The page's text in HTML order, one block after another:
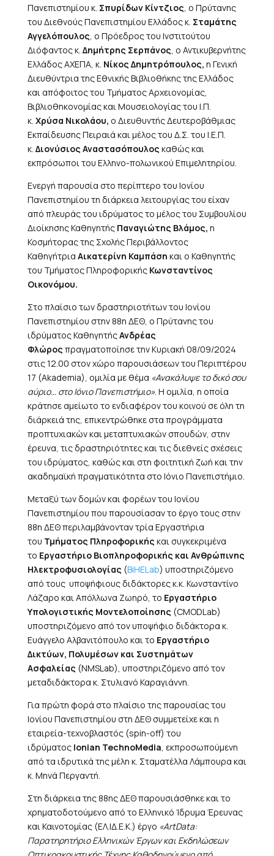
Πανεπιστημίου κ. Σπυρίδων Κίντζιος , ο Πρύτανης
του Διεθνούς Πανεπιστημίου Ελλάδος κ. Σταμάτης
Αγγελόπουλος , ο Πρόεδρος του Ινστιτούτου
Διόφαντος κ. Δημήτρης Σερπάνος , ο Αντικυβερνήτης
Ελλάδος ΑΧΕΠΑ, κ. Νίκος Δημητρόπουλος, η Γενική
Διευθύντρια της Εθνικής Βιβλιοθήκης της Ελλάδος
και απόφοιτος του Τμήματος Αρχειονομίας,
Βιβλιοθηκονομίας και Μουσειολογίας του Ι.Π.
κ. Χρύσα Νικολάου, ο Διευθυντής Δευτεροβάθμιας
Εκπαίδευσης Πειραιά και μέλος του Δ.Σ. του Ι.Ε.Π.
κ. Διονύσιος Αναστασόπουλος καθώς και
εκπρόσωποι του Ελληνο-πολωνικού Επιμελητηρίου.
Ενεργή παρουσία στο περίπτερο του Ιονίου
Πανεπιστημίου τη διάρκεια λειτουργίας του είχαν
από πλευράς του ιδρύματος το μέλος του Συμβουλίου
Διοίκησης Καθηγητής Παναγιώτης Βλάμος, η
Κοσμήτορας της Σχολής Περιβάλλοντος
Καθηγήτρια Αικατερίνη Καμπάση και ο Καθηγητής
του Τμήματος ΠληροφορικήςΚωνσταντίνος
Οικονόμου.
Στο πλαίσιο των δραστηριοτήτων του Ιονίου
Πανεπιστημίου στην 88η ΔΕΘ, ο Πρύτανης του
ιδρύματος ΚαθηγητήςΑνδρέας
Φλώρος πραγματοποίησε την Κυριακή 08/09/2024
στις 12.00 στον χώρο παρουσιάσεων του Περιπτέρου
17 (Akademia), ομιλία με θέμα «Ανακάλυψε το δικό σου
αύριο… στο Ιόνιο Πανεπιστήμιο». Η ομιλία, η οποία
κράτησε αμείωτο το ενδιαφέρον του κοινού σε όλη τη
διάρκειά της, επικεντρώθηκε στα προγράμματα
προπτυχιακών και μεταπτυχιακών σπουδών, στην
έρευνα, τις δραστηριότητες και τις διεθνείς σχέσεις
του ιδρύματος, καθώς και στη φοιτητική ζωή και την
ακαδημαϊκή πραγματικότητα στο Ιόνιο Πανεπιστήμιο.
Μεταξύ των δομών και φορέων του Ιονίου
Πανεπιστημίου που παρουσίασαν το έργο τους στην
88η ΔΕΘ περιλαμβάνονταν τρία Εργαστήρια
του Τμήματος Πληροφορικής και συγκεκριμένα
το Εργαστήριο Βιοπληροφορικής και Ανθρώπινης
Ηλεκτροφυσιολογίας (BiHELab) υποστηριζόμενο
από τους υποψήφιους διδάκτορες κ.κ. Κωνσταντίνο
Λάζαρο και Απόλλωνα Ζωηρό, το Εργαστήριο
Υπολογιστικής Μοντελοποίησης (CMODLab)
υποστηριζόμενο από τον υποψήφιο διδάκτορα κ.
Ευάγγελο Αλβανιτόπουλο και το Εργαστήριο
Δικτύων, Πολυμέσων και Συστημάτων
Ασφαλείας (NMSLab), υποστηριζόμενο από τον
μεταδιδάκτορα κ. Στυλιανό Καραγιάννη.
Για πρώτη φορά στο πλαίσιο της παρουσίας του
Ιονίου Πανεπιστημίου στη ΔΕΘ συμμετείχε και η
εταιρεία-τεχνοβλαστός (spin-off) του
ιδρύματοςIonian TechnoMedia , εκπροσωπούμενη
από τα ιδρυτικά της μέλη κ. Σταματέλλα Λάμπουρα και
κ. Μηνά Περγαντή.
Στη διάρκεια της 88ης ΔΕΘ παρουσιάσθηκε και το
χρηματοδοτούμενο από το Ελληνικό Ίδρυμα Έρευνας
και Καινοτομίας (ΕΛ.ΙΔ.Ε.Κ.) έργο «ArtData:
Παρατηρητήριο Ελληνικών Έργων και Εκδηλώσεων